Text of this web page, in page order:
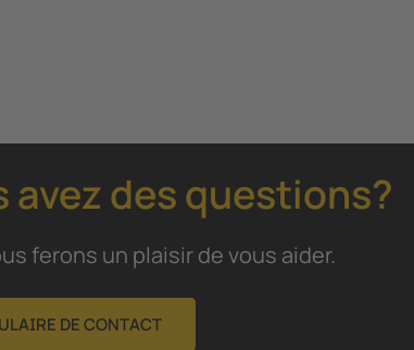
avez des questions?
ferons un plaisir de vous aider.
DE CONTACT